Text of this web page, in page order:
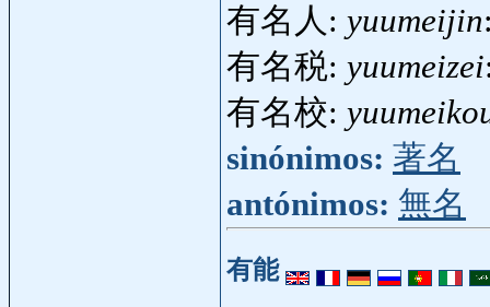
有名人: yuumeijin
有名税: yuumeizei
有名校:
sinónimos: 著名
antónimos: 無名
有能